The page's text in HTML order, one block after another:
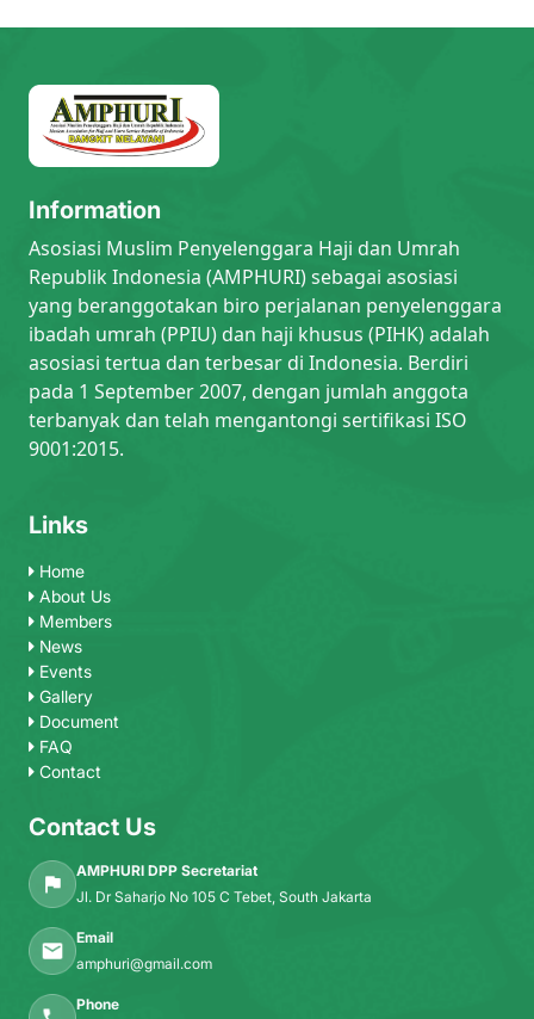
Information
Asosiasi Muslim Penyelenggara Haji dan Umrah
Republik Indonesia (AMPHURI) sebagai asosiasi
yang beranggotakan biro perjalanan penyelenggara
ibadah umrah (PPIU) dan haji khusus (PIHK) adalah
asosiasi tertua dan terbesar di Indonesia. Berdiri
pada 1 September 2007, dengan jumlah anggota
terbanyak dan telah mengantongi sertifikasi ISO
9001:2015.
Links
Home
About Us
Members
News
Events
Gallery
Document
FAQ
Contact
Contact Us
AMPHURI DPP Secretariat
Jl. Dr Saharjo No 105 C Tebet, South Jakarta
Email
amphuri@gmail.com
Phone